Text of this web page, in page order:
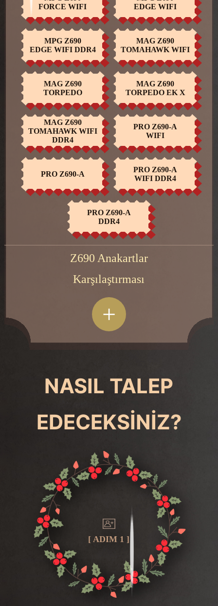
FORCE WIFI
HEMEN AL
EDGE WIFI
HEMEN AL
MPG Z690
EDGE WIFI DDR4
HEMEN AL
MAG Z690
TOMAHAWK WIFI
HEMEN AL
MAG Z690
TORPEDO
HEMEN AL
MAG Z690
TORPEDO EK X
HEMEN AL
MAG Z690
TOMAHAWK WIFI
DDR4
HEMEN AL
PRO Z690-A
WIFI
HEMEN AL
PRO Z690-A
HEMEN AL
PRO Z690-A
WIFI DDR4
HEMEN AL
PRO Z690-A
DDR4
HEMEN AL
Z690 Anakartlar
Karşılaştırması
+
NASIL TALEP
EDECEKSİNİZ?
[ ADIM 1 ]